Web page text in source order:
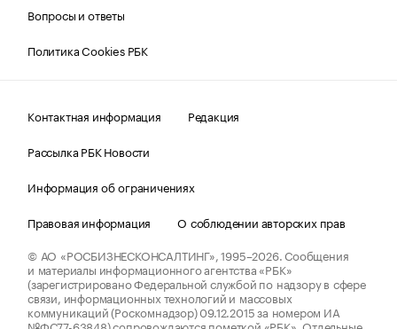
Вопросы и ответы
Политика Cookies РБК
Контактная информация
Редакция
Рассылка РБК Новости
Информация об ограничениях
Правовая информация
О соблюдении авторских прав
© АО «РОСБИЗНЕСКОНСАЛТИНГ»,1995–2026.Сообщения
и материалы информационного агентства «РБК»
(зарегистрировано Федеральной службой по надзору в сфере
связи, информационных технологий и массовых
коммуникаций (Роскомнадзор) 09.12.2015 за номером ИА